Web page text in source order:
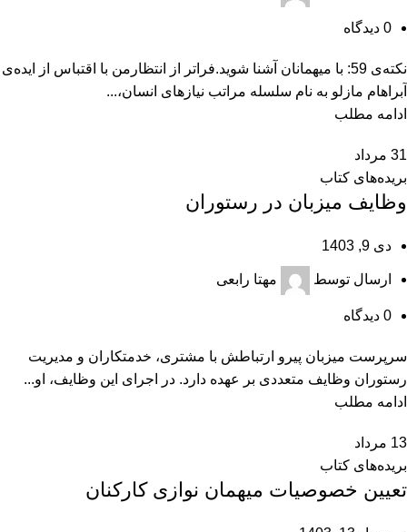
0 دیدگاه
نکته‌ی 59: با میهمانان آشنا شوید.فراتر از انتظارمن با اقتباس از ایده‌ی
آبراهام مازلو به نام سلسله مراتب نیازهای انسان،...
ادامه مطلب
31 مرداد
بریده‌های کتاب
وظایف میزبان در رستوران
دی 9, 1403
ارسال توسط مهتا رابعی
0 دیدگاه
سرپرست میزبان پیرو ارتباطش با مشتری، خدمتکاران و مدیریت
رستوران وظایف متعددی بر عهده دارد. در اجرای این وظایف، او...
ادامه مطلب
13 مرداد
بریده‌های کتاب
تعیین خصوصیات میهمان‌ نوازی کارکنان